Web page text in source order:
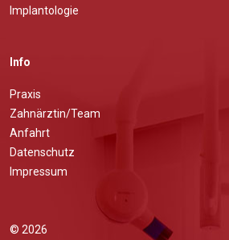
Implantologie
Info
Praxis
Zahnärztin/Team
Anfahrt
Datenschutz
Impressum
© 2026